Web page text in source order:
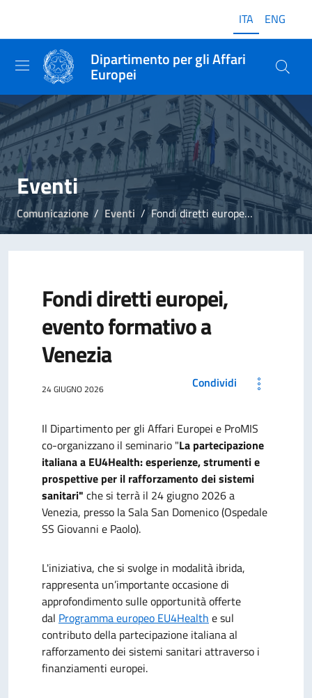
ITA ENG
Dipartimento per gli Affari
Europei
Eventi
Comunicazione Eventi Fondi diretti europei, evento formativo a Venezia
Fondi diretti europei,
evento formativo a
Venezia
24 GIUGNO 2026 Condividi
Il Dipartimento per gli Affari Europei e ProMIS
co-organizzano il seminario "La partecipazione
italiana a EU4Health: esperienze, strumenti e
prospettive per il rafforzamento dei sistemi
sanitari" che si terrà il 24 giugno 2026 a
Venezia, presso la Sala San Domenico (Ospedale
SS Giovanni e Paolo).
L'iniziativa, che si svolge in modalità ibrida,
rappresenta un’importante occasione di
approfondimento sulle opportunità offerte
dal Programma europeo EU4Health e sul
contributo della partecipazione italiana al
rafforzamento dei sistemi sanitari attraverso i
finanziamenti europei.